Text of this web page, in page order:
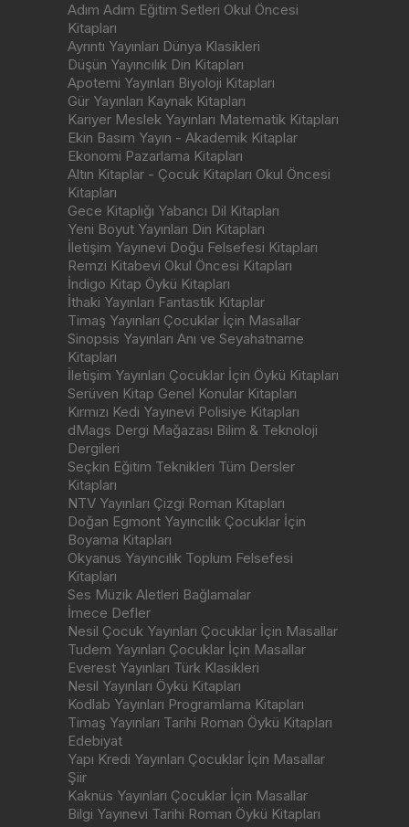
Adım Adım Eğitim Setleri Okul Öncesi
Kitapları
Ayrıntı Yayınları Dünya Klasikleri
Düşün Yayıncılık Din Kitapları
Apotemi Yayınları Biyoloji Kitapları
Gür Yayınları Kaynak Kitapları
Kariyer Meslek Yayınları Matematik Kitapları
Ekin Basım Yayın - Akademik Kitaplar
Ekonomi Pazarlama Kitapları
Altın Kitaplar - Çocuk Kitapları Okul Öncesi
Kitapları
Gece Kitaplığı Yabancı Dil Kitapları
Yeni Boyut Yayınları Din Kitapları
İletişim Yayınevi Doğu Felsefesi Kitapları
Remzi Kitabevi Okul Öncesi Kitapları
İndigo Kitap Öykü Kitapları
İthaki Yayınları Fantastik Kitaplar
Timaş Yayınları Çocuklar İçin Masallar
Sinopsis Yayınları Anı ve Seyahatname
Kitapları
İletişim Yayınları Çocuklar İçin Öykü Kitapları
Serüven Kitap Genel Konular Kitapları
Kırmızı Kedi Yayınevi Polisiye Kitapları
dMags Dergi Mağazası Bilim & Teknoloji
Dergileri
Seçkin Eğitim Teknikleri Tüm Dersler
Kitapları
NTV Yayınları Çizgi Roman Kitapları
Doğan Egmont Yayıncılık Çocuklar İçin
Boyama Kitapları
Okyanus Yayıncılık Toplum Felsefesi
Kitapları
Ses Müzik Aletleri Bağlamalar
İmece Defler
Nesil Çocuk Yayınları Çocuklar İçin Masallar
Tudem Yayınları Çocuklar İçin Masallar
Everest Yayınları Türk Klasikleri
Nesil Yayınları Öykü Kitapları
Kodlab Yayınları Programlama Kitapları
Timaş Yayınları Tarihi Roman Öykü Kitapları
Edebiyat
Yapı Kredi Yayınları Çocuklar İçin Masallar
Şiir
Kaknüs Yayınları Çocuklar İçin Masallar
Bilgi Yayınevi Tarihi Roman Öykü Kitapları